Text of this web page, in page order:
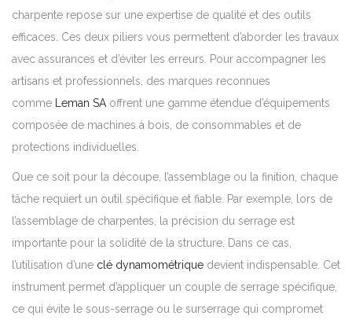
charpente repose sur une expertise de qualité et des outils
efficaces. Ces deux piliers vous permettent d’aborder les travaux
avec assurances et d’éviter les erreurs. Pour accompagner les
artisans et professionnels, des marques reconnues
comme
Leman SA offrent une gamme étendue d’équipements
composée de machines à bois, de consommables et de
protections individuelles.
Que ce soit pour la découpe, l’assemblage ou la finition, chaque
tâche requiert un outil spécifique et fiable. Par exemple, lors de
l’assemblage de charpentes, la précision du serrage est
importante pour la solidité de la structure. Dans ce cas,
l’utilisation d’une clé dynamométrique devient indispensable. Cet
instrument permet d’appliquer un couple de serrage spécifique,
ce qui évite le sous-serrage ou le surserrage qui compromet